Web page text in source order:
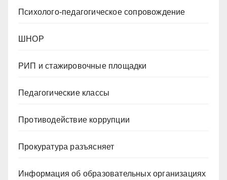
Психолого-педагогическое сопровождение
ШНОР
РИП и стажировочные площадки
Педагогические классы
Противодействие коррупции
Прокуратура разъясняет
Информация об образовательных организациях